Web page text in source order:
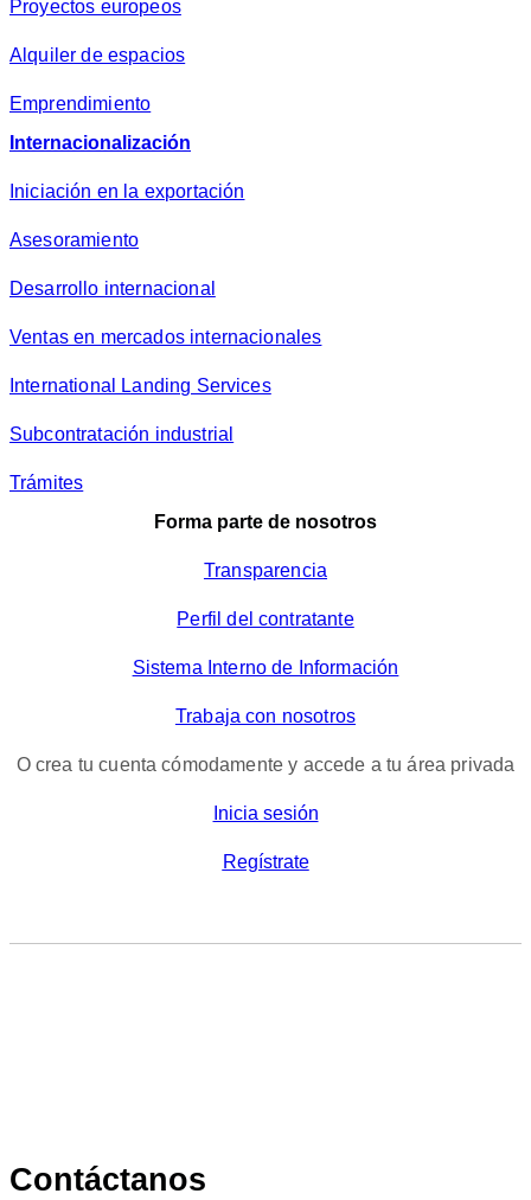
Proyectos europeos
Alquiler de espacios
Emprendimiento
Internacionalización
Iniciación en la exportación
Asesoramiento
Desarrollo internacional
Ventas en mercados internacionales
International Landing Services
Subcontratación industrial
Trámites
Forma parte de nosotros
Transparencia
Perfil del contratante
Sistema Interno de Información
Trabaja con nosotros
O crea tu cuenta cómodamente y accede a tu área privada
Inicia sesión
Regístrate
Contáctanos